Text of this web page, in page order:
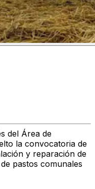
del Área de
la convocatoria de
y reparación de
pastos comunales